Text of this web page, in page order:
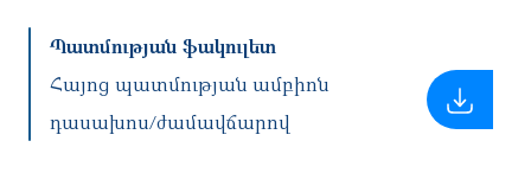
Պատմության ֆակուլետ
Հայոց պատմության ամբիոն
դասախոս/ժամավճարով